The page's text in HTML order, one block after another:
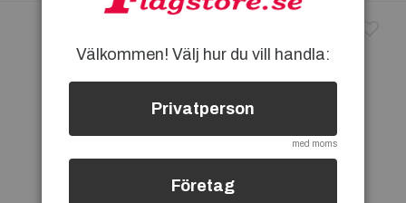
Välkommen! Välj hur du vill handla:
Privatperson
med moms
Företag